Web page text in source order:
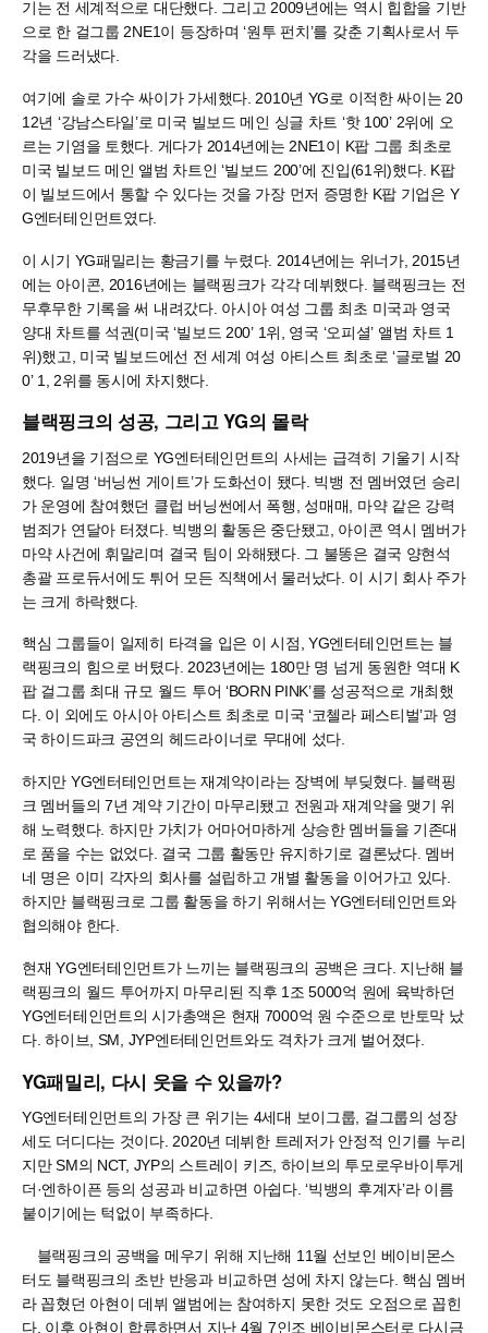
기는 전 세계적으로 대단했다. 그리고 2009년에는 역시 힙합을 기반
으로 한 걸그룹 2NE1이 등장하며 ‘원투 펀치’를 갖춘 기획사로서 두
각을 드러냈다.
여기에 솔로 가수 싸이가 가세했다. 2010년 YG로 이적한 싸이는 20
12년 ‘강남스타일’로 미국 빌보드 메인 싱글 차트 ‘핫 100’ 2위에 오
르는 기염을 토했다. 게다가 2014년에는 2NE1이 K팝 그룹 최초로
미국 빌보드 메인 앨범 차트인 ‘빌보드 200’에 진입(61위)했다. K팝
이 빌보드에서 통할 수 있다는 것을 가장 먼저 증명한 K팝 기업은 Y
G엔터테인먼트였다.
이 시기 YG패밀리는 황금기를 누렸다. 2014년에는 위너가, 2015년
에는 아이콘, 2016년에는 블랙핑크가 각각 데뷔했다. 블랙핑크는 전
무후무한 기록을 써 내려갔다. 아시아 여성 그룹 최초 미국과 영국
양대 차트를 석권(미국 ‘빌보드 200’ 1위, 영국 ‘오피셜’ 앨범 차트 1
위)했고, 미국 빌보드에선 전 세계 여성 아티스트 최초로 ‘글로벌 20
0’ 1, 2위를 동시에 차지했다.
블랙핑크의 성공, 그리고 YG의 몰락
2019년을 기점으로 YG엔터테인먼트의 사세는 급격히 기울기 시작
했다. 일명 ‘버닝썬 게이트’가 도화선이 됐다. 빅뱅 전 멤버였던 승리
가 운영에 참여했던 클럽 버닝썬에서 폭행, 성매매, 마약 같은 강력
범죄가 연달아 터졌다. 빅뱅의 활동은 중단됐고, 아이콘 역시 멤버가
마약 사건에 휘말리며 결국 팀이 와해됐다. 그 불똥은 결국 양현석
총괄 프로듀서에도 튀어 모든 직책에서 물러났다. 이 시기 회사 주가
는 크게 하락했다.
핵심 그룹들이 일제히 타격을 입은 이 시점, YG엔터테인먼트는 블
랙핑크의 힘으로 버텼다. 2023년에는 180만 명 넘게 동원한 역대 K
팝 걸그룹 최대 규모 월드 투어 ‘BORN PINK’를 성공적으로 개최했
다. 이 외에도 아시아 아티스트 최초로 미국 ‘코첼라 페스티벌’과 영
국 하이드파크 공연의 헤드라이너로 무대에 섰다.
하지만 YG엔터테인먼트는 재계약이라는 장벽에 부딪혔다. 블랙핑
크 멤버들의 7년 계약 기간이 마무리됐고 전원과 재계약을 맺기 위
해 노력했다. 하지만 가치가 어마어마하게 상승한 멤버들을 기존대
로 품을 수는 없었다. 결국 그룹 활동만 유지하기로 결론났다. 멤버
네 명은 이미 각자의 회사를 설립하고 개별 활동을 이어가고 있다.
하지만 블랙핑크로 그룹 활동을 하기 위해서는 YG엔터테인먼트와
협의해야 한다.
현재 YG엔터테인먼트가 느끼는 블랙핑크의 공백은 크다. 지난해 블
랙핑크의 월드 투어까지 마무리된 직후 1조 5000억 원에 육박하던
YG엔터테인먼트의 시가총액은 현재 7000억 원 수준으로 반토막 났
다. 하이브, SM, JYP엔터테인먼트와도 격차가 크게 벌어졌다.
YG패밀리, 다시 웃을 수 있을까?
YG엔터테인먼트의 가장 큰 위기는 4세대 보이그룹, 걸그룹의 성장
세도 더디다는 것이다. 2020년 데뷔한 트레저가 안정적 인기를 누리
지만 SM의 NCT, JYP의 스트레이 키즈, 하이브의 투모로우바이투게
더·엔하이픈 등의 성공과 비교하면 아쉽다. ‘빅뱅의 후계자’라 이름
붙이기에는 턱없이 부족하다.
블랙핑크의 공백을 메우기 위해 지난해 11월 선보인 베이비몬스
터도 블랙핑크의 초반 반응과 비교하면 성에 차지 않는다. 핵심 멤버
라 꼽혔던 아현이 데뷔 앨범에는 참여하지 못한 것도 오점으로 꼽힌
다. 이후 아현이 합류하면서 지난 4월 7인조 베이비몬스터로 다시금